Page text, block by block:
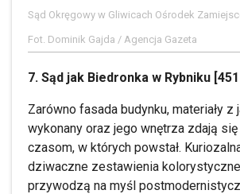
Sąd Okręgowy w Gliwicach Ośrodek
Fot. Dominik Gajda / Agencja Gazeta
7. Sąd jak Biedronka w Rybniku
Zarówno fasada budynku, materiały z
wykonany oraz jego wnętrza zdają
czasom, w których powstał.
dziwaczne zestawienia
przywodzą na myśl